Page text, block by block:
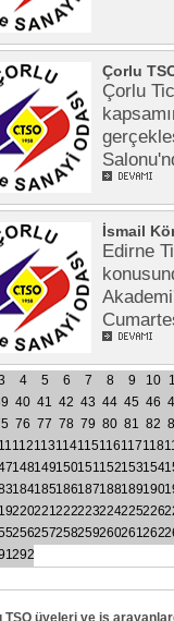
Çorlu
Çorlu
İsmail
Edirne
4 5 6 7 8 9 10
40 41 42 43 44 45 46
76 77 78 79 80 81 82
112113114115116117118
148149150151152153154
184185186187188189190
220221222223224225226
256257258259260261262
292
üyeleri ve iş